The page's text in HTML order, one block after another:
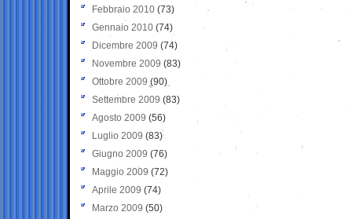
Febbraio 2010 (73)
Gennaio 2010 (74)
Dicembre 2009 (74)
Novembre 2009 (83)
Ottobre 2009 (90)
Settembre 2009 (83)
Agosto 2009 (56)
Luglio 2009 (83)
Giugno 2009 (76)
Maggio 2009 (72)
Aprile 2009 (74)
Marzo 2009 (50)